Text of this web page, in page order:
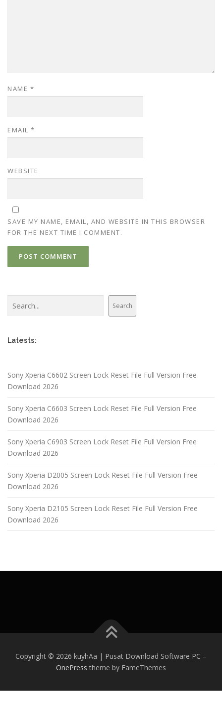
NAME *
EMAIL *
WEBSITE
SAVE MY NAME, EMAIL, AND WEBSITE IN THIS BROWSER
FOR THE NEXT TIME I COMMENT.
Search
Latests:
Sony Xperia C6602 Screen Lock Reset File Full Version Free
Download 2026
Sony Xperia C6603 Screen Lock Reset File Full Version Free
Download 2026
Sony Xperia C6903 Screen Lock Reset File Full Version Free
Download 2026
Sony Xperia D2005 Screen Lock Reset File Full Version Free
Download 2026
Sony Xperia D2105 Screen Lock Reset File Full Version Free
Download 2026
Copyright © 2026 kuyhAa | Pusat Download Software PC –
OnePress theme by FameThemes